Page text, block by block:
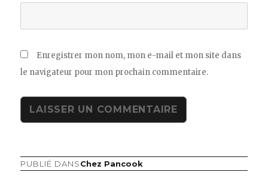
Enregistrer mon nom, mon e-mail et mon site dans
le navigateur pour mon prochain commentaire.
Navigation
PUBLIÉ DANSChez Pancook